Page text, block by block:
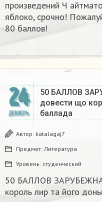
произведений Ч
яблоко, срочно!
80 баллов!
24
ДЕКАБРЬ
50 БАЛЛОВ
довести що
баллада
Автор: katalagaj7
Предмет: Литература
Уровень: студенческий
50 БАЛЛОВ
король лир та його